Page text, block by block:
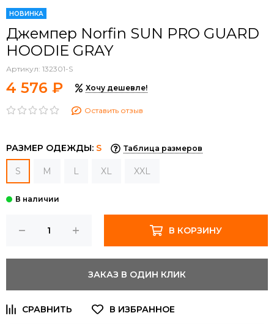
НОВИНКА
Джемпер Norfin SUN PRO GUARD
HOODIE GRAY
Артикул: 132301-S
4 576 ₽ Хочу дешевле!
Оставить отзыв
РАЗМЕР ОДЕЖДЫ: S Таблица размеров
S M L XL XXL
В КОРЗИНУ
ЗАКАЗ В ОДИН КЛИК